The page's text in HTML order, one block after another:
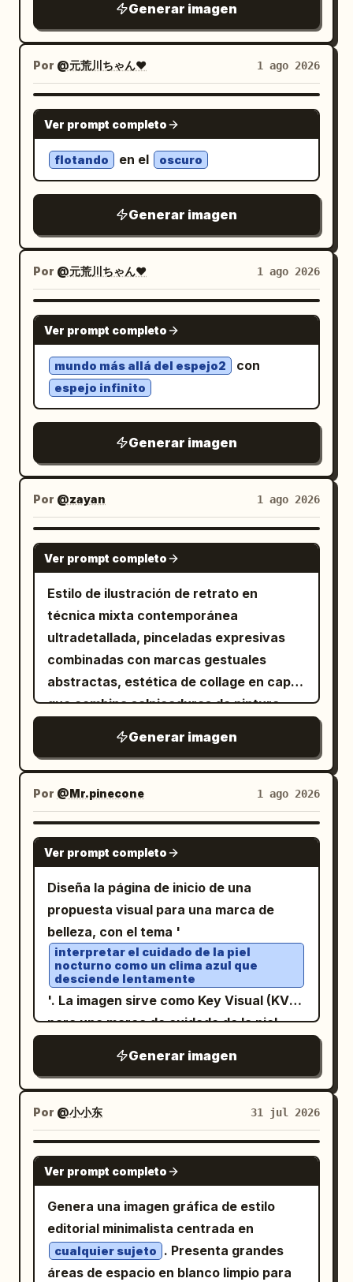
Generar imagen
Por @元荒川ちゃん❤ 1 ago 2026
NANO BANANA PRO
Ver prompt completo
flotando en el oscuro
Generar imagen
Por @元荒川ちゃん❤ 1 ago 2026
NANO BANANA PRO
Ver prompt completo
mundo más allá del espejo2 con
espejo infinito
Generar imagen
Por @zayan 1 ago 2026
NANO BANANA PRO
Ver prompt completo
Estilo de ilustración de retrato en
técnica mixta contemporánea
ultradetallada, pinceladas expresivas
combinadas con marcas gestuales
abstractas, estética de collage en capas
que combina salpicaduras de pintura,
fragmentadas y superposiciones
semitransparentes, fondo de papel
vintage texturizado con manchas sutiles
y bordes desgastados, fusión dinámica
de realismo figurativo y abstracción
caótica, paleta de colores cálidos y
vibrantes con
quemado, durazno, crema y verde
azulado apagado
, trazos expresivos y efectos de
salpicaduras espontáneas, texturas de
acrílico y tinta en capas, estilo de arte
editorial moderno, retrato de bellas
artes combinado con expresionismo
abstracto experimental, trazos
pictóricos de alto detalle, mezcla de
texturas orgánicas con elementos de
collage digital, ilustración
contemporánea estilo galería, energía
artística cruda con composición
Generar imagen
Por @Mr.pinecone 1 ago 2026
GPT IMAGE 2
Ver prompt completo
Diseña la página de inicio de una
propuesta visual para una marca de
belleza, con el tema '
interpretar el cuidado de la piel
nocturno como un clima azul que
desciende lentamente
'. La imagen sirve como Key Visual (KV)
para una marca de cuidado de la piel
o modelos de rostros grandes. En su
lugar, utiliza una botella de esencia azul
translúcida, una encimera de cristal con
niebla suave, una vista de ventana
nocturna y una estructura de película
delgada que se despliega como una capa
climática como elemento visual
principal. La composición adopta un
estilo de portada de propuesta de marca
vertical, con el producto principal en el
Generar imagen
Por @小小东 31 jul 2026
GPT IMAGE 2
Ver prompt completo
Genera una imagen gráfica de estilo
editorial minimalista centrada en
cualquier sujeto
. Presenta grandes
áreas de espacio en blanco limpio para